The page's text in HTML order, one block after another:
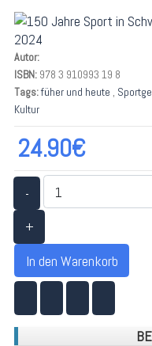
Autor:
ISBN: 978 3 910993 19 8
Tags:füher und heute ,
Kultur
24.90€
-
+
In den Warenkorb